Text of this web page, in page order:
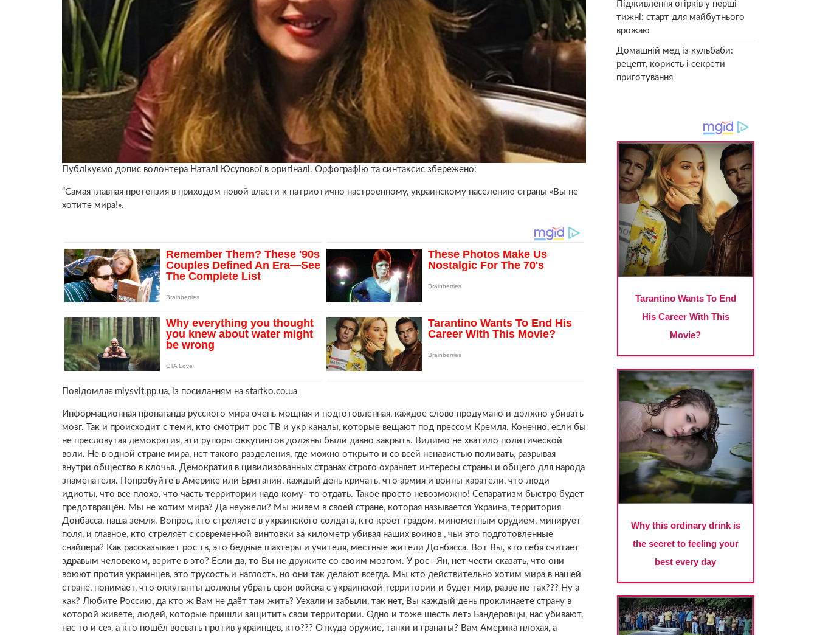
Публікуємо допис волонтера Наталі Юсупової в оригіналі. Орфографію та синтаксис збережено:
“Самая главная претензия в приходом новой власти к патриотично настроенному, украинскому населению страны «Вы не
хотите мира!».
Повідомляє miysvit.pp.ua, із посиланням на startko.co.ua
Информационная пропаганда русского мира очень мощная и подготовленная, каждое слово продумано и должно убивать
мозг. Так и происходит с теми, кто смотрит рос ТВ и укр каналы, которые вещают под прессом Кремля. Конечно, если бы
не пресловутая демократия, эти рупоры оккупантов должны были давно закрыть. Видимо не хватило политической
воли. Не в одной стране мира, нет такого разделения, где можно открыто и со всей ненавистью поливать, разрывая
внутри общество в клочья. Демократия в цивилизованных странах строго охраняет интересы страны и общего для народа
знаменателя. Попробуйте в Америке или Британии, каждый день кричать, что армия и воины каратели, что люди
идиоты, что все плохо, что часть территории надо кому- то отдать. Такое просто невозможно! Сепаратизм быстро будет
предотвращён. Мы не хотим мира? Да неужели? Мы живем в своей стране, которая называется Украина, территория
Донбасса, наша земля. Вопрос, кто стреляете в украинского солдата, кто кроет градом, минометным орудием, минирует
поля, и главное, кто стреляет с современной винтовки за километр убивая наших воинов , чьи это подготовленные
снайпера? Как рассказывает рос тв, это бедные шахтеры и учителя, местные жители Донбасса. Вот Вы, кто себя считает
здравым человеком, верите в это? Если да, то Вы не дружите со своим мозгом. У рос—Ян, нет чести сказать, что они
воюют против украинцев, это трусость и наглость, но они так делают всегда. Мы кто действительно хотим мира в нашей
стране, понимает, что оккупанты должны убрать свои войска с украинской территории и будет мир, разве не так??? Ну а
как? Любите Россию, да кто ж Вам не даёт там жить? Уехали и забыли, так нет, Вы каждый день проклинаете страну в
которой живете, людей, которые пришли защитить свои территории. Одно и тоже шесть лет» Бандеровцы, нас убивают,
нас то и се», а кто пошёл воевать против украинцев, кто??? Откуда оружие, танки и гранаты? Вам Америка плохая, а
Підживлення огірків у перші
тижні: старт для майбутнього
врожаю
Домашній мед із кульбаби:
рецепт, користь і секрети
приготування